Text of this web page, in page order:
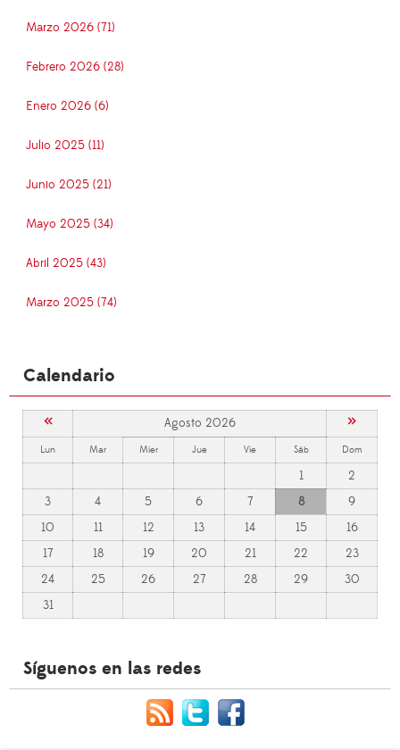
Marzo 2026 (71)
Febrero 2026 (28)
Enero 2026 (6)
Julio 2025 (11)
Junio 2025 (21)
Mayo 2025 (34)
Abril 2025 (43)
Marzo 2025 (74)
Calendario
« Agosto 2026 »
Lun Mar Mier Jue Vie Sáb Dom
1
2
3
4 5 6 7 8
9
10
11 12 13 14 15
16
17
18 19 20 21 22
23
24
25 26 27 28 29
30
31
Síguenos en las redes